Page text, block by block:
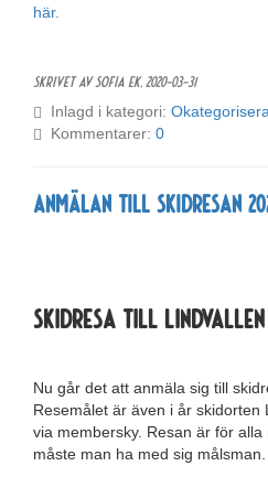
här.
Skrivet av Sofia Ek,2020-03-31
Inlagd i kategori:
Kommentarer: 0
Anmälan till skidresan
Skidresa till Lindvallen
Nu går det att anmäla sig till
Resemålet är även i år skidorten
via membersky. Resan är för
måste man ha med sig målsman.